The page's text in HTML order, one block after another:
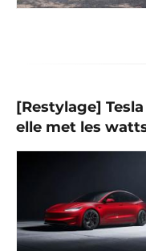
[Restylage]
elle met les